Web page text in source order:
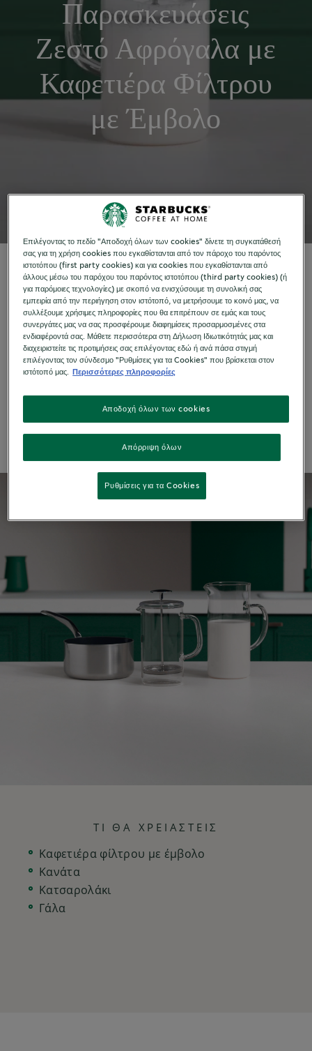
Παρασκευάσεις
Ζεστό Αφρόγαλα με
Καφετιέρα Φίλτρου
με Έμβολο
ΑΝΑΚΑΛΥΨΕ ΤΙΣ ΣΥΝΤΑΓΕΣ ΜΑΣ
Η καφετιέρα φίλτρου με έμβολο δεν φτιάνει
μόνο έναν υπέροχο, με γεμάτο σώμα καφέ
φίλτρου αλλά μπορεί να χρησιμοποιηθεί και για
όγκο αφρογάλακτος.
ΤΙ ΘΑ ΧΡΕΙΑΣΤΕΙΣ
Καφετιέρα φίλτρου με έμβολο
Κανάτα
Κατσαρολάκι
Γάλα
Επιλέγοντας το πεδίο "Αποδοχή όλων των cookies" δίνετε τη συγκατάθεσή
σας για τη χρήση cookies που εγκαθίστανται από τον πάροχο του παρόντος
ιστοτόπου (first party cookies) και για cookies που εγκαθίστανται από
άλλους μέσω του παρόχου του παρόντος ιστοτόπου (third party cookies) (ή
για παρόμοιες τεχνολογίες) με σκοπό να ενισχύσουμε τη συνολική σας
εμπειρία από την περιήγηση στον ιστότοπό, να μετρήσουμε το κοινό μας, να
συλλέξουμε χρήσιμες πληροφορίες που θα επιτρέπουν σε εμάς και τους
συνεργάτες μας να σας προσφέρουμε διαφημίσεις προσαρμοσμένες στα
ενδιαφέροντά σας. Μάθετε περισσότερα στη Δήλωση Ιδιωτικότητάς μας και
διαχειριστείτε τις προτιμήσεις σας επιλέγοντας εδώ ή ανά πάσα στιγμή
επιλέγοντας τον σύνδεσμο "Ρυθμίσεις για τα Cookies" που βρίσκεται στον
ιστότοπό μας.
Περισσότερες πληροφορίες
Απόρριψη όλων
Αποδοχή όλων των cookies
Ρυθμίσεις για τα Cookies